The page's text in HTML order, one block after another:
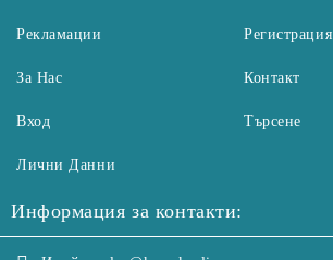
Рекламации
За Нас
Вход
Регистрация
Контакт
Търсене
Лични Данни
Информация за контакти: